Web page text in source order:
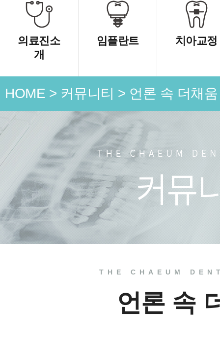
의료진소
개
임플란트 치아교정
HOME > 커뮤니티 > 언론 속 더채움
치료 전
THE CHAEUM
언론 속